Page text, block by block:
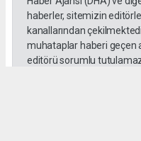
haberler, sitemizin
kanallarından
muhataplar haberi geçen
editörü sorumlu